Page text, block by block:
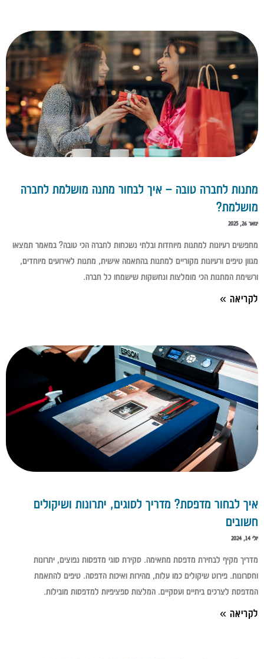
מתנות לחברה טובה – איך לבחור מתנה מושלמת לחברה
מושלמת?
ינואר 26, 2025
מחפשים רעיונות למתנות מיוחדות ובלתי נשכחות לחברה הכי טובה? במאמר תמצאו
מגוון טיפים ורעיונות מקוריים למתנות בהתאמה אישית, מתנות לאירועים מיוחדים,
ורשימת המתנות הכי מומלצות ונחשקות שישמחו כל חברה.
לקריאה »
איך לבחור מדפסת? מדריך לסוגים, יתרונות ושיקולים
חשובים
יולי 14, 2024
מדריך מקיף לבחירת מדפסת מתאימה. סקירת סוגי מדפסות נפוצים, יתרונות
וחסרונות. פירוט שיקולים כמו עלות, מהירות ואיכות הדפסה. טיפים להתאמת
המדפסת לצרכים ביתיים ועסקיים. המלצות ספציפיות למדפסות מובילות.
לקריאה »